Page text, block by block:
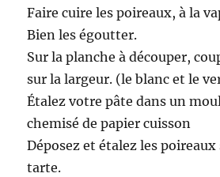
Faire cuire les poireaux, à la
Bien les égoutter.
Sur la planche à découper,
sur la largeur. (le blanc et le
Étalez votre pâte dans un
chemisé de papier cuisson
Déposez et étalez les
tarte.